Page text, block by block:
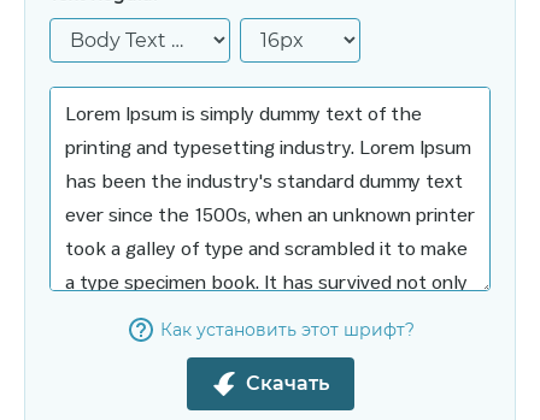
Как установить этот шрифт?
Скачать